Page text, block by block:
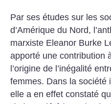
Par ses études sur les
d’Amérique du Nord,
marxiste Eleanor Burke
apporté une contribution
l’origine de l’inégalité
femmes. Dans la société
elle a en effet constaté